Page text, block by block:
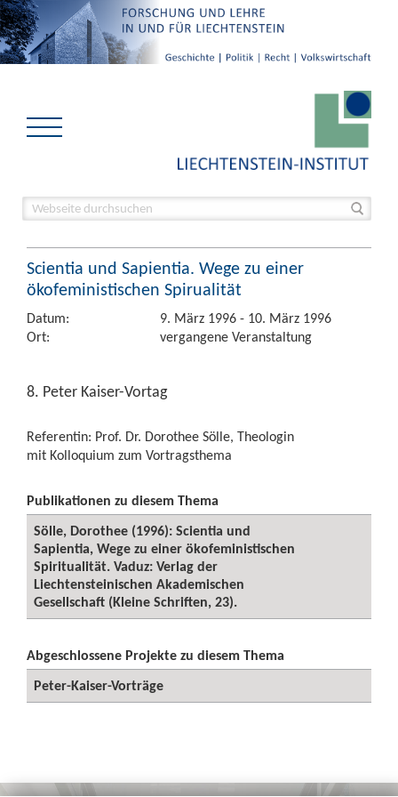
Scientia und Sapientia. Wege zu einer
ökofeministischen Spirualität
Datum:
9. März 1996 - 10. März 1996
Ort:
vergangene Veranstaltung
8. Peter Kaiser-Vortag
Referentin: Prof. Dr. Dorothee Sölle, Theologin
mit Kolloquium zum Vortragsthema
Publikationen zu diesem Thema
Sölle, Dorothee (1996): Scientia und
Sapientia, Wege zu einer ökofeministischen
Spiritualität. Vaduz: Verlag der
Liechtensteinischen Akademischen
Gesellschaft (Kleine Schriften, 23).
Abgeschlossene Projekte zu diesem Thema
Peter-Kaiser-Vorträge